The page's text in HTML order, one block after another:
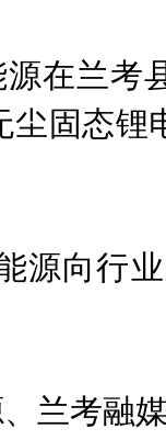
在兰考
尘固态
源向行
兰考融